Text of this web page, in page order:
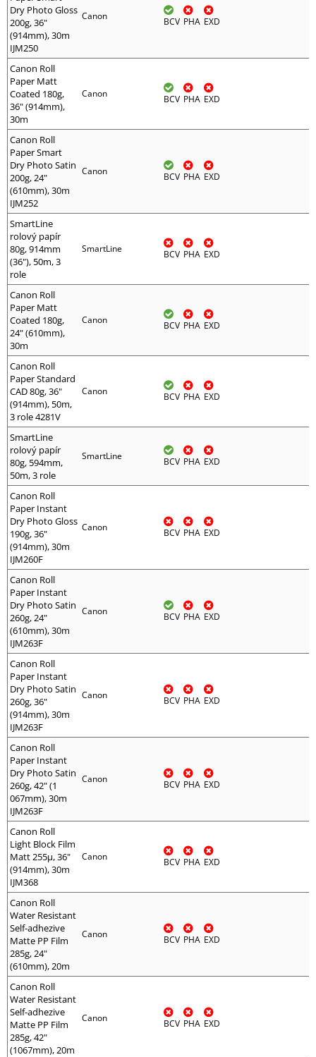
Dry Photo Gloss
200g, 36"
(914mm), 30m
IJM250
Canon BCV PHA EXD
Canon Roll
Paper Matt
Coated 180g,
36" (914mm),
30m
Canon BCV PHA EXD
Canon Roll
Paper Smart
Dry Photo Satin
200g, 24"
(610mm), 30m
IJM252
Canon BCV PHA EXD
SmartLine
rolový papír
80g, 914mm
(36"), 50m, 3
role
SmartLine BCV PHA EXD
Canon Roll
Paper Matt
Coated 180g,
24" (610mm),
30m
Canon BCV PHA EXD
Canon Roll
Paper Standard
CAD 80g, 36"
(914mm), 50m,
3 role 4281V
Canon BCV PHA EXD
SmartLine
rolový papír
80g, 594mm,
50m, 3 role
SmartLine BCV PHA EXD
Canon Roll
Paper Instant
Dry Photo Gloss
190g, 36"
(914mm), 30m
IJM260F
Canon BCV PHA EXD
Canon Roll
Paper Instant
Dry Photo Satin
260g, 24"
(610mm), 30m
IJM263F
Canon BCV PHA EXD
Canon Roll
Paper Instant
Dry Photo Satin
260g, 36"
(914mm), 30m
IJM263F
Canon BCV PHA EXD
Canon Roll
Paper Instant
Dry Photo Satin
260g, 42" (1
067mm), 30m
IJM263F
Canon BCV PHA EXD
Canon Roll
Light Block Film
Matt 255µ, 36"
(914mm), 30m
IJM368
Canon BCV PHA EXD
Canon Roll
Water Resistant
Self-adhezive
Matte PP Film
285g, 24"
(610mm), 20m
Canon BCV PHA EXD
Canon Roll
Water Resistant
Self-adhezive
Matte PP Film
285g, 42"
(1067mm), 20m
Canon BCV PHA EXD